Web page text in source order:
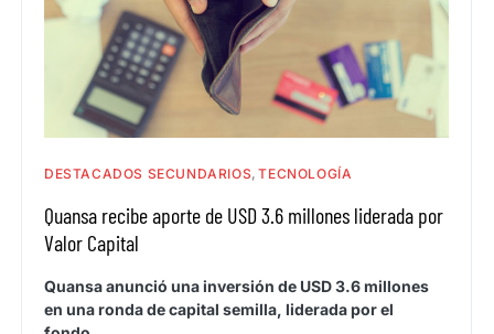
DESTACADOS SECUNDARIOS TECNOLOGÍA
Quansa recibe aporte de USD 3.6 millones liderada por
Valor Capital
Quansa anunció una inversión de USD 3.6 millones
en una ronda de capital semilla, liderada por el